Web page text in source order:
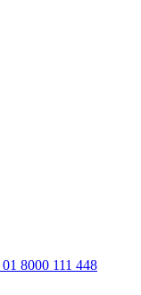
01 8000 111 448